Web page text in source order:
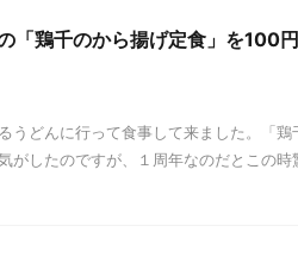
「鶏千のから揚げ定食」を100
うどんに行って食事して来ました。「鶏
がしたのですが、１周年なのだとこの時